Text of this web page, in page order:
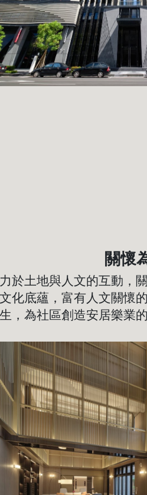
關懷
於土地與人文的互動，
化底蘊，富有人文關懷
，為社區創造安居樂業的